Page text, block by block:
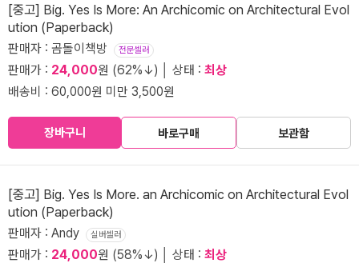
[중고] Big. Yes Is More: An Archicomic on Architectural Evol
ution (Paperback)
판매자 : 곰돌이책방 전문셀러
판매가 : 24,000원 (62%↓) │ 상태 : 최상
배송비 : 60,000원 미만 3,500원
장바구니 바로구매 보관함
[중고] Big. Yes Is More. an Archicomic on Architectural Evol
ution (Paperback)
판매자 : Andy 실버셀러
판매가 : 24,000원 (58%↓) │ 상태 : 최상